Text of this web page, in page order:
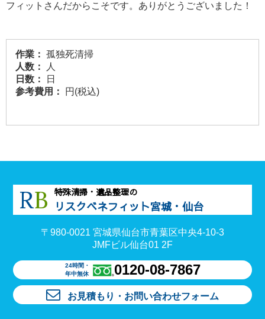
フィットさんだからこそです。ありがとうございました！
作業： 孤独死清掃
人数：
人
日数：
日
参考費用：
円(税込)
RB 特殊清掃・遺品整理の
リスクベネフィット宮城・仙台
〒980-0021 宮城県仙台市青葉区中央4-10-3
JMFビル仙台01 2F
24時間・
年中無休
0120-08-7867
お見積もり・お問い合わせフォーム